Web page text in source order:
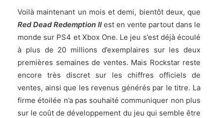
Voilà maintenant un mois et demi, bientôt deux, que
Red Dead Redemption II est en vente partout dans le
monde sur PS4 et Xbox One. Le jeu s’est déjà écoulé
à plus de 20 millions d’exemplaires sur les deux
premières semaines de ventes. Mais Rockstar reste
encore très discret sur les chiffres officiels de
ventes, ainsi que les revenus générés par le titre. La
firme étoilée n’a pas souhaité communiquer non plus
sur le coût de développement du jeu qui semble être